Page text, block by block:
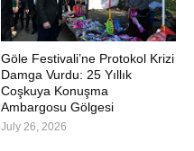
Göle Festivali’ne Protokol Krizi
Damga Vurdu: 25 Yıllık
Coşkuya Konuşma
Ambargosu Gölgesi
July 26, 2026